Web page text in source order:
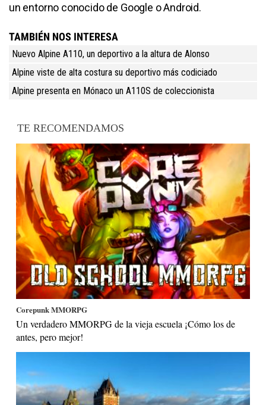
un entorno conocido de Google o Android.
TAMBIÉN NOS INTERESA
Nuevo Alpine A110, un deportivo a la altura de Alonso
Alpine viste de alta costura su deportivo más codiciado
Alpine presenta en Mónaco un A110S de coleccionista
TE RECOMENDAMOS
Corepunk MMORPG
Un verdadero MMORPG de la vieja escuela ¡Cómo los de
antes, pero mejor!